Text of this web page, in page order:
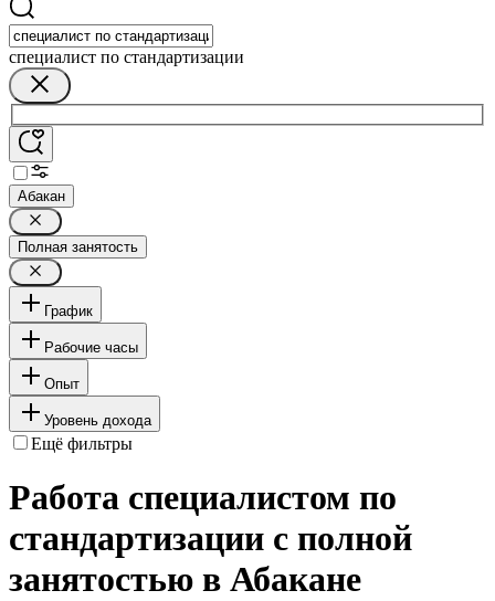
специалист по стандартизации
Абакан
Полная занятость
График
Рабочие часы
Опыт
Уровень дохода
Ещё фильтры
Работа специалистом по
стандартизации с полной
занятостью в Абакане